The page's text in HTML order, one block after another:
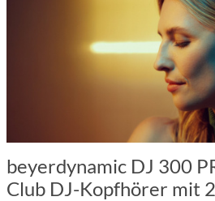
beyerdynamic DJ 300
Club DJ-Kopfhörer mit